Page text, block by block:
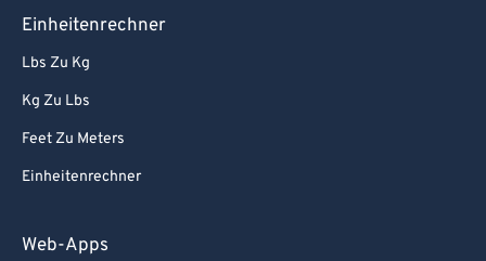
Einheitenrechner
Lbs Zu Kg
Kg Zu Lbs
Feet Zu Meters
Einheitenrechner
Web-Apps